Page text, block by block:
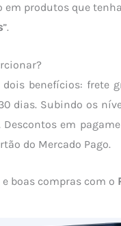
em produtos que
”.
benefícios: frete
dias. Subindo os
em
do Mercado Pago.
boas compras com o